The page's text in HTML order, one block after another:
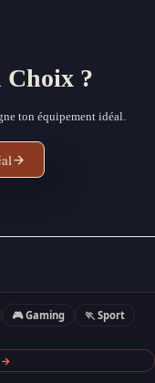
Choix ?
ton équipement idéal.
🎮 Gaming
🏃 Sport
→